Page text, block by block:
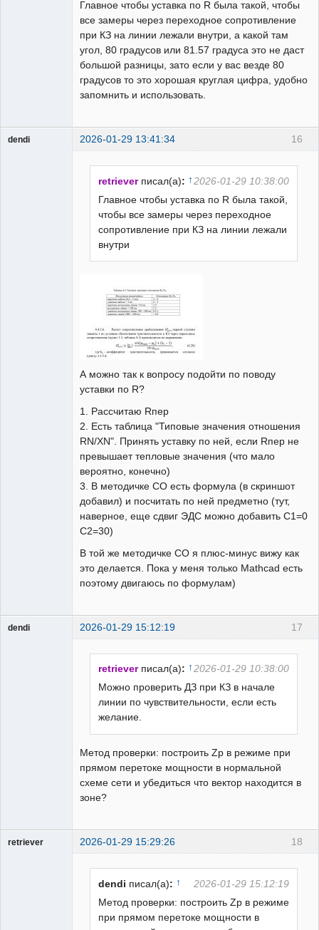
Главное чтобы уставка по R была такой, чтобы
все замеры через переходное сопротивление
при КЗ на линии лежали внутри, а какой там
угол, 80 градусов или 81.57 градуса это не даст
большой разницы, зато если у вас везде 80
градусов то это хорошая круглая цифра, удобно
запомнить и использовать.
16
dendi 2026-01-29 13:41:34
retriever писал(а): ↑ 2026-01-29 10:38:00
Главное чтобы уставка по R была такой,
чтобы все замеры через переходное
сопротивление при КЗ на линии лежали
внутри
А можно так к вопросу подойти по поводу
уставки по R?
1. Рассчитаю Rпер
2. Есть таблица "Типовые значения отношения
RN/ХN". Принять уставку по ней, если Rпер не
превышает тепловые значения (что мало
вероятно, конечно)
3. В методичке СО есть формула (в скриншот
добавил) и посчитать по ней предметно (тут,
наверное, еще сдвиг ЭДС можно добавить С1=0
С2=30)
В той же методичке СО я плюс-минус вижу как
это делается. Пока у меня только Mathcad есть
поэтому двигаюсь по формулам)
17
dendi 2026-01-29 15:12:19
retriever писал(а): ↑ 2026-01-29 10:38:00
Можно проверить ДЗ при КЗ в начале
линии по чувствительности, если есть
желание.
Метод проверки: построить Zp в режиме при
прямом перетоке мощности в нормальной
схеме сети и убедиться что вектор находится в
зоне?
18
retriever 2026-01-29 15:29:26
dendi писал(а): ↑
2026-01-29 15:12:19
Метод проверки: построить Zp в режиме
при прямом перетоке мощности в